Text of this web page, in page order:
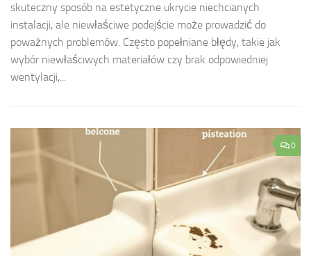
skuteczny sposób na estetyczne ukrycie niechcianych
instalacji, ale niewłaściwe podejście może prowadzić do
poważnych problemów. Często popełniane błędy, takie jak
wybór niewłaściwych materiałów czy brak odpowiedniej
wentylacji,...
0